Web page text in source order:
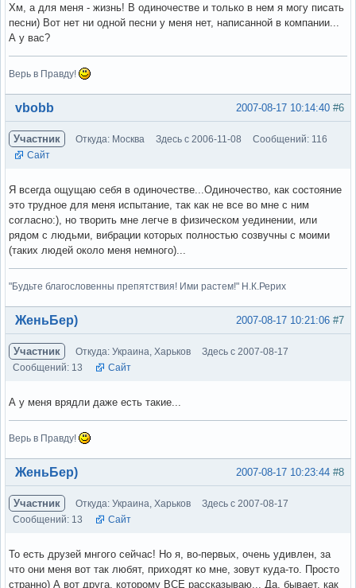
Хм, а для меня - жизнь! В одиночестве и только в нем я могу писать
песни) Вот нет ни одной песни у меня нет, написанной в компании...
А у вас?
Верь в Правду!
Вне форума #6
2007-08-17 10:14:40
vbobb
Участник Откуда: Москва Здесь с 2006-11-08
Сообщений: 116
Сайт
Я всегда ощущаю себя в одиночестве...Одиночество, как состояние
это трудное для меня испытание, так как не все во мне с ним
согласно:), но творить мне легче в физическом уединении, или
рядом с людьми, вибрации которых полностью созвучны с моими
(таких людей около меня немного)...
"Будьте благословенны препятствия! Ими растем!" Н.К.Рерих
Вне форума #7
2007-08-17 10:21:06
ЖеньБер)
Участник Откуда: Украина, Харьков
Здесь с 2007-08-17
Сообщений: 13
Сайт
А у меня врядли даже есть такие...
Верь в Правду!
Вне форума #8
2007-08-17 10:23:44
ЖеньБер)
Участник Откуда: Украина, Харьков
Здесь с 2007-08-17
Сообщений: 13
Сайт
То есть друзей мнгого сейчас! Но я, во-первых, очень удивлен, за
что они меня вот так любят, приходят ко мне, зовут куда-то. Просто
странно) А вот друга, которому ВСЕ рассказываю... Да, бывает, как